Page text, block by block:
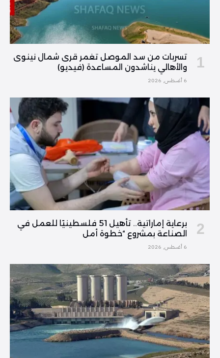
تسربات من سد الموصل تغمر قرى شمال نينوى
والأهالي يناشدون المساعدة (فيديو)
6 أغسطس, 2026
برعاية إماراتية.. تأهيل 51 فلسطينيًا للعمل في
الصناعة بمشروع “خطوة أمل
6 أغسطس, 2026